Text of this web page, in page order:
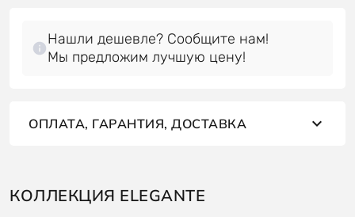
Нашли дешевле? Сообщите нам!
Мы предложим лучшую цену!
ОПЛАТА, ГАРАНТИЯ, ДОСТАВКА
КОЛЛЕКЦИЯ ELEGANTE